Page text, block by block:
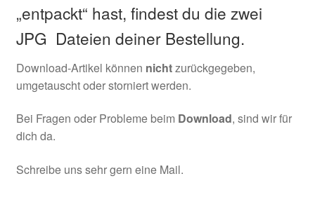
„entpackt“ hast, findest du die zwei
JPG Dateien deiner Bestellung.
Download-Artikel können nichtzurückgegeben,
umgetauscht oder storniert werden.
Bei Fragen oder Probleme beim Download, sind wir für
dich da.
Schreibe uns sehr gern eine Mail.